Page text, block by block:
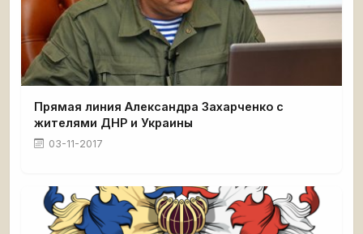
Прямая линия Александра Захарченко с
жителями ДНР и Украины
03-11-2017